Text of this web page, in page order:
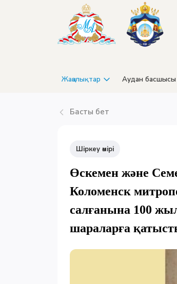
Жаңалықтар Аудан басшысы
Басты бет
Шіркеу өмірі
Өскемен және
Коломенск
салғанына 100
шараларға